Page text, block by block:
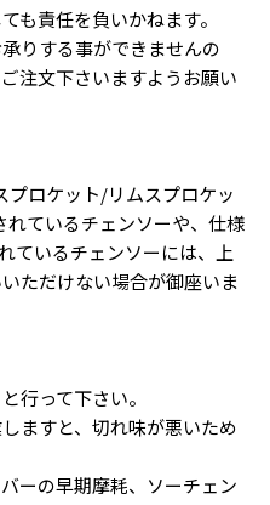
カートへ進む
も責任を負いかねます。
りする事ができませんの
注文下さいますようお願い
プロケット/リムスプロケッ
れているチェンソーや、仕様
ているチェンソーには、上
ただけない場合が御座いま
行って下さい。
ますと、切れ味が悪いため
ーの早期摩耗、ソーチェン